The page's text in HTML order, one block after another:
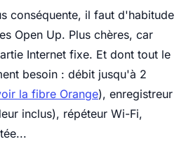
conséquente, il faut d'habitude
Open Up. Plus chères, car
Internet fixe. Et dont tout le
besoin : débit jusqu'à 2
la fibre Orange), enregistreur
inclus), répéteur Wi-Fi,